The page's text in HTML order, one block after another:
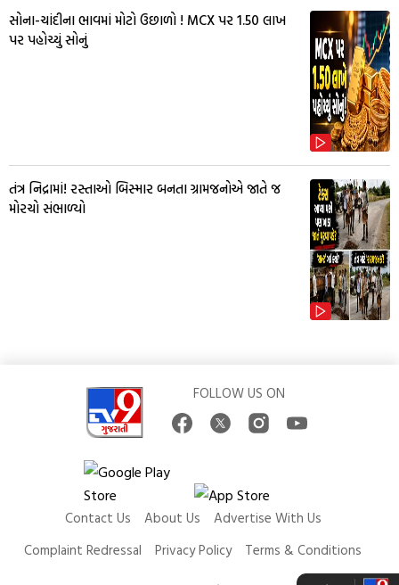
સોના-ચાંદીના ભાવમાં મોટો ઉછાળો ! MCX પર ₹1.50 લાખ
પર પહોચ્યું સોનું
તંત્ર નિદ્રામાં! રસ્તાઓ બિસ્માર બનતા ગ્રામજનોએ જાતે જ
મોરચો સંભાળ્યો
FOLLOW US ON
Contact Us About Us
Advertise With Us
Complaint Redressal
Privacy Policy
Terms & Conditions